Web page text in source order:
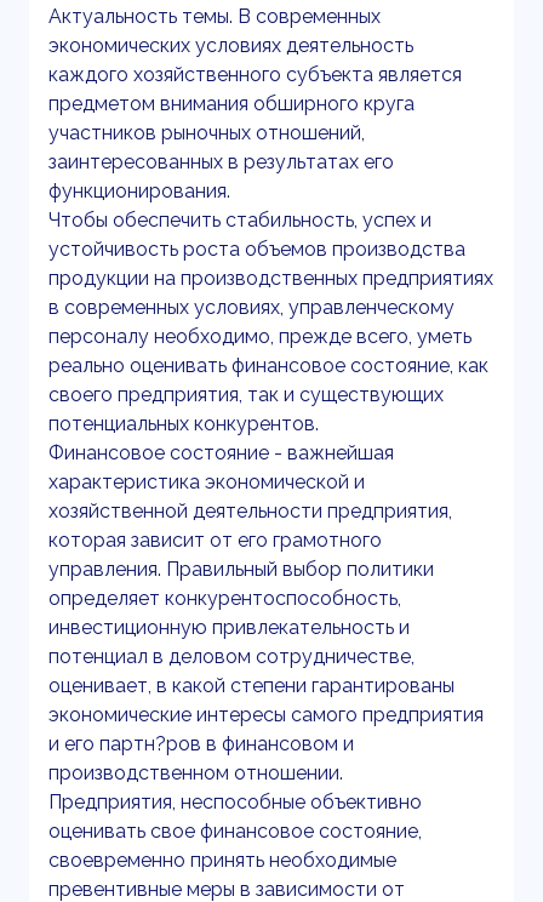
Актуальность темы. В современных
экономических условиях деятельность
каждого хозяйственного субъекта является
предметом внимания обширного круга
участников рыночных отношений,
заинтересованных в результатах его
функционирования.
Чтобы обеспечить стабильность, успех и
устойчивость роста объемов производства
продукции на производственных предприятиях
в современных условиях, управленческому
персоналу необходимо, прежде всего, уметь
реально оценивать финансовое состояние, как
своего предприятия, так и существующих
потенциальных конкурентов.
Финансовое состояние - важнейшая
характеристика экономической и
хозяйственной деятельности предприятия,
которая зависит от его грамотного
управления. Правильный выбор политики
определяет конкурентоспособность,
инвестиционную привлекательность и
потенциал в деловом сотрудничестве,
оценивает, в какой степени гарантированы
экономические интересы самого предприятия
и его партн?ров в финансовом и
производственном отношении.
Предприятия, неспособные объективно
оценивать свое финансовое состояние,
своевременно принять необходимые
превентивные меры в зависимости от